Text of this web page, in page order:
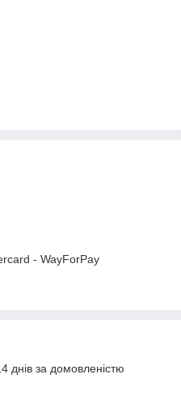
- WayForPay
днів за домовленістю